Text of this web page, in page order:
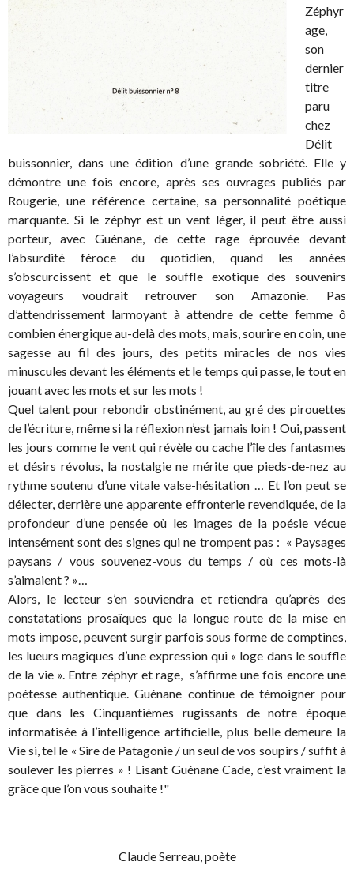
Zéphyr
age,
son
dernier
titre
paru
chez
Délit
buissonnier, dans une édition d’une grande sobriété. Elle y
démontre une fois encore, après ses ouvrages publiés par
Rougerie, une référence certaine, sa personnalité poétique
marquante. Si le zéphyr est un vent léger, il peut être aussi
porteur, avec Guénane, de cette rage éprouvée devant
l’absurdité féroce du quotidien, quand les années
s’obscurcissent et que le souffle exotique des souvenirs
voyageurs voudrait retrouver son Amazonie. Pas
d’attendrissement larmoyant à attendre de cette femme ô
combien énergique au-delà des mots, mais, sourire en coin, une
sagesse au fil des jours, des petits miracles de nos vies
minuscules devant les éléments et le temps qui passe, le tout en
jouant avec les mots et sur les mots !
Quel talent pour rebondir obstinément, au gré des pirouettes
de l’écriture, même si la réflexion n’est jamais loin ! Oui, passent
les jours comme le vent qui révèle ou cache l’île des fantasmes
et désirs révolus, la nostalgie ne mérite que pieds-de-nez au
rythme soutenu d’une vitale valse-hésitation … Et l’on peut se
délecter, derrière une apparente effronterie revendiquée, de la
profondeur d’une pensée où les images de la poésie vécue
intensément sont des signes qui ne trompent pas : « Paysages
paysans / vous souvenez-vous du temps / où ces mots-là
s’aimaient ? »…
Alors, le lecteur s’en souviendra et retiendra qu’après des
constatations prosaïques que la longue route de la mise en
mots impose, peuvent surgir parfois sous forme de comptines,
les lueurs magiques d’une expression qui « loge dans le souffle
de la vie ». Entre zéphyr et rage, s’affirme une fois encore une
poétesse authentique. Guénane continue de témoigner pour
que dans les Cinquantièmes rugissants de notre époque
informatisée à l’intelligence artificielle, plus belle demeure la
Vie si, tel le « Sire de Patagonie / un seul de vos soupirs / suffit à
soulever les pierres » ! Lisant Guénane Cade, c’est vraiment la
grâce que l’on vous souhaite !"
Claude Serreau, poète